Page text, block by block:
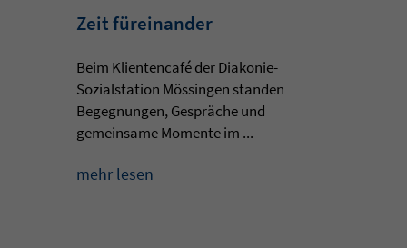
Zeit füreinander
Beim Klientencafé der Diakonie-
Sozialstation Mössingen standen
Begegnungen, Gespräche und
gemeinsame Momente im ...
mehr lesen